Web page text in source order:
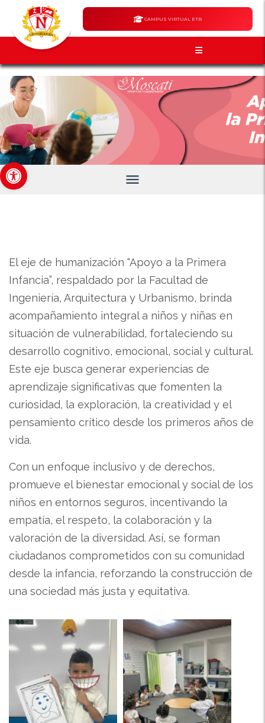
Abrir barra de herramientas
CAMPUS VIRTUAL ETR
menu
El eje de humanización “Apoyo a la Primera
Infancia”, respaldado por la Facultad de
Ingeniería, Arquitectura y Urbanismo, brinda
acompañamiento integral a niños y niñas en
situación de vulnerabilidad, fortaleciendo su
desarrollo cognitivo, emocional, social y cultural.
Este eje busca generar experiencias de
aprendizaje significativas que fomenten la
curiosidad, la exploración, la creatividad y el
pensamiento crítico desde los primeros años de
vida.
Con un enfoque inclusivo y de derechos,
promueve el bienestar emocional y social de los
niños en entornos seguros, incentivando la
empatía, el respeto, la colaboración y la
valoración de la diversidad. Así, se forman
ciudadanos comprometidos con su comunidad
desde la infancia, reforzando la construcción de
una sociedad más justa y equitativa.